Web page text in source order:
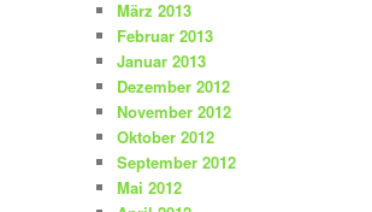
März 2013
Februar 2013
Januar 2013
Dezember 2012
November 2012
Oktober 2012
September 2012
Mai 2012